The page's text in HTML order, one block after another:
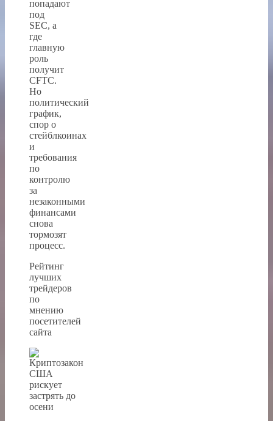
попадают
под
SEC, а
где
главную
роль
получит
CFTC.
Но
политический
график,
спор о
стейблкоинах
и
требования
по
контролю
за
незаконными
финансами
снова
тормозят
процесс.
Рейтинг
лучших
трейдеров
по
мнению
посетителей
сайта